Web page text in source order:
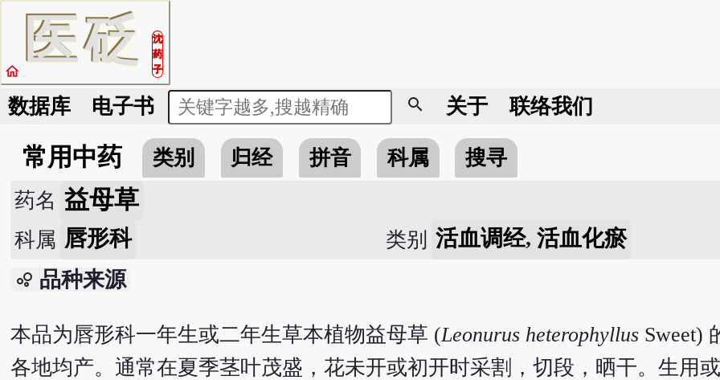
医砭
沈
药
子
home
数据库 电子书 search 关于 联络我们
常用中药 类别 归经 拼音 科属 搜寻
药名 益母草
科属 唇形科 类别 活血调经,活血化瘀
bubble_chart 品种来源
本品为唇形科一年生或二年生草本植物益母草 (Leonurus heterophyllusSweet)
各地均产。通常在夏季茎叶茂盛，花未开或初开时采割，切段，晒干。生用或